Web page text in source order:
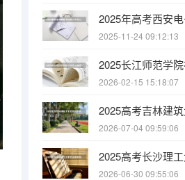
2025-11-24 09:12:13
2026-02-15 15:18:07
2026-07-04 09:59:06
2026-06-30 09:55:06